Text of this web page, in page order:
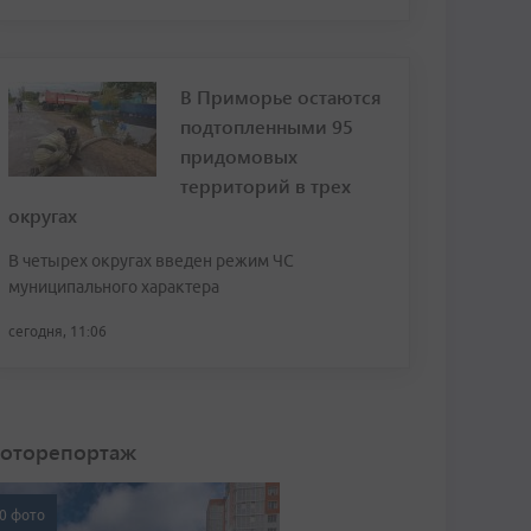
В Приморье остаются
подтопленными 95
придомовых
территорий в трех
округах
В четырех округах введен режим ЧС
муниципального характера
сегодня, 11:06
фото